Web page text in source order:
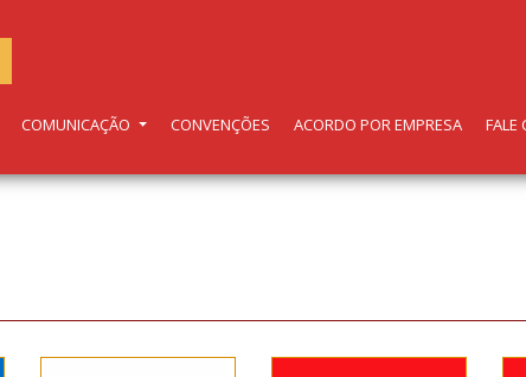
COMUNICAÇÃO CONVENÇÕES ACORDO POR EMPRESA FALE
Estatística e
Central Única